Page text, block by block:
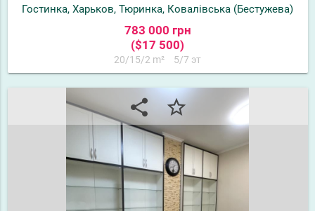
Гостинка, Харьков, Тюринка, Ковалівська (Бестужева)
783 000 грн
($17 500)
20/15/2 m² 5/7 эт
share star_border